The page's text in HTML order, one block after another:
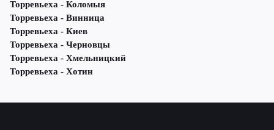
Торревьеха - Коломыя
Торревьеха - Винница
Торревьеха - Киев
Торревьеха - Черновцы
Торревьеха - Хмельницкий
Торревьеха - Хотин